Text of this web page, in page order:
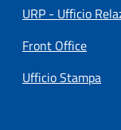
URP - Ufficio
Front Office
Ufficio Stampa